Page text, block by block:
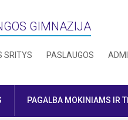
GIMNAZIJA
SRITYS PASLAUGOS
PAGALBA MOKINIAMS IR